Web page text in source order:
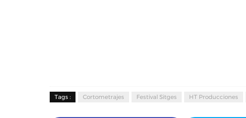
Tags : Cortometrajes Festival Sitges HT Producciones